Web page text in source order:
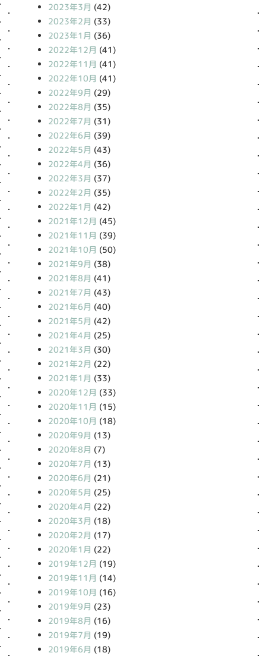
2023年3月 (42)
2023年2月 (33)
2023年1月 (36)
2022年12月 (41)
2022年11月 (41)
2022年10月 (41)
2022年9月 (29)
2022年8月 (35)
2022年7月 (31)
2022年6月 (39)
2022年5月 (43)
2022年4月 (36)
2022年3月 (37)
2022年2月 (35)
2022年1月 (42)
2021年12月 (45)
2021年11月 (39)
2021年10月 (50)
2021年9月 (38)
2021年8月 (41)
2021年7月 (43)
2021年6月 (40)
2021年5月 (42)
2021年4月 (25)
2021年3月 (30)
2021年2月 (22)
2021年1月 (33)
2020年12月 (33)
2020年11月 (15)
2020年10月 (18)
2020年9月 (13)
2020年8月 (7)
2020年7月 (13)
2020年6月 (21)
2020年5月 (25)
2020年4月 (22)
2020年3月 (18)
2020年2月 (17)
2020年1月 (22)
2019年12月 (19)
2019年11月 (14)
2019年10月 (16)
2019年9月 (23)
2019年8月 (16)
2019年7月 (19)
2019年6月 (18)